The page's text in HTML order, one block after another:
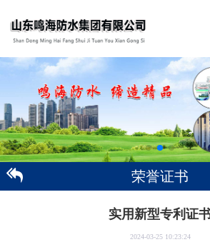
荣誉证书
实用新型专利证
2024-03-25 10:23:24